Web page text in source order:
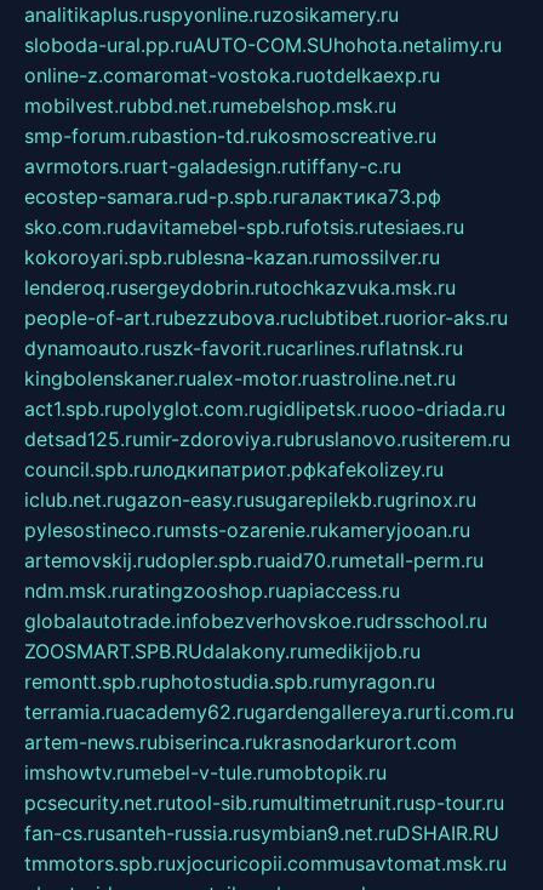
analitikaplus.ruspyonline.ruzosikamery.ru
sloboda-ural.pp.ruAUTO-COM.SUhohota.netalimy.ru
online-z.comaromat-vostoka.ruotdelkaexp.ru
mobilvest.rubbd.net.rumebelshop.msk.ru
smp-forum.rubastion-td.rukosmoscreative.ru
avrmotors.ruart-galadesign.rutiffany-c.ru
ecostep-samara.rud-p.spb.ruгалактика73.рф
sko.com.rudavitamebel-spb.rufotsis.rutesiaes.ru
kokoroyari.spb.rublesna-kazan.rumossilver.ru
lenderoq.rusergeydobrin.rutochkazvuka.msk.ru
people-of-art.rubezzubova.ruclubtibet.ruorior-aks.ru
dynamoauto.ruszk-favorit.rucarlines.ruflatnsk.ru
kingbolenskaner.rualex-motor.ruastroline.net.ru
act1.spb.rupolyglot.com.rugidlipetsk.ruooo-driada.ru
detsad125.rumir-zdoroviya.rubruslanovo.rusiterem.ru
council.spb.ruлодкипатриот.рфkafekolizey.ru
iclub.net.rugazon-easy.rusugarepilekb.rugrinox.ru
pylesostineco.rumsts-ozarenie.rukameryjooan.ru
artemovskij.rudopler.spb.ruaid70.rumetall-perm.ru
ndm.msk.ruratingzooshop.ruapiaccess.ru
globalautotrade.infobezverhovskoe.rudrsschool.ru
ZOOSMART.SPB.RUdalakony.rumedikijob.ru
remontt.spb.ruphotostudia.spb.rumyragon.ru
terramia.ruacademy62.rugardengallereya.rurti.com.ru
artem-news.rubiserinca.rukrasnodarkurort.com
imshowtv.rumebel-v-tule.rumobtopik.ru
pcsecurity.net.rutool-sib.rumultimetrunit.rusp-tour.ru
fan-cs.rusanteh-russia.rusymbian9.net.ruDSHAIR.RU
tmmotors.spb.ruxjocuricopii.commusavtomat.msk.ru